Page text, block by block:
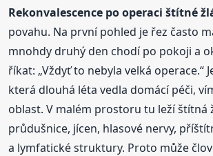
Rekonvalescence po operaci štítné
povahu. Na první pohled je řez často
mnohdy druhý den chodí po pokoji a
říkat: „Vždyť to nebyla velká operace.“
která dlouhá léta vedla domácí péči,
oblast. V malém prostoru tu leží štítná
průdušnice, jícen, hlasové nervy,
a lymfatické struktury. Proto může